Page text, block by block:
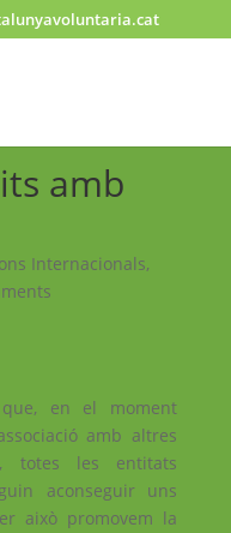
amb
Internacionals,
en el moment
amb altres
totes les entitats
aconseguir uns
això promovem la